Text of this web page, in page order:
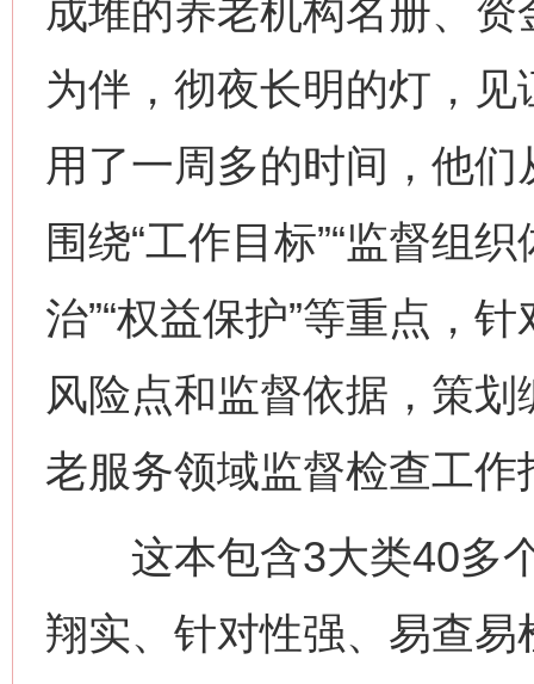
成堆的养老机构名册、
为伴，彻夜长明的灯，
用了一周多的时间，他
围绕“工作目标”“监督组
治”“权益保护”等重点，
风险点和监督依据，策
老服务领域监督检查工作
这本包含3大类40多个
翔实、针对性强、易查易